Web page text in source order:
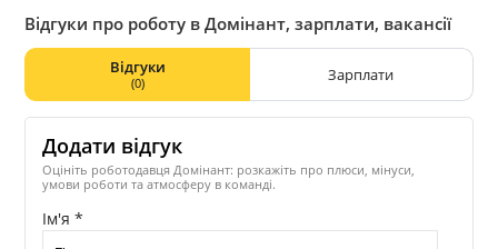
Відгуки про роботу в Домінант, зарплати, вакансії
Відгуки
(0) Зарплати
Додати відгук
Оцініть роботодавця Домінант: розкажіть про плюси, мінуси,
умови роботи та атмосферу в команді.
Ім'я *